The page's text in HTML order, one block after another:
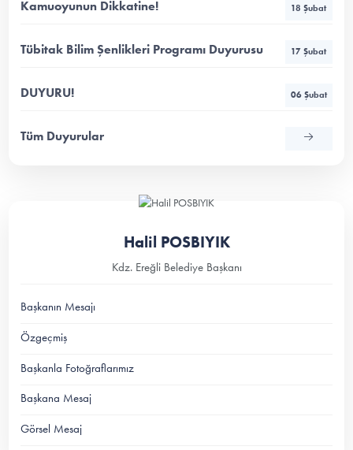
Kamuoyunun Dikkatine! 18 Şubat
Tübitak Bilim Şenlikleri Programı Duyurusu 17 Şubat
DUYURU! 06 Şubat
Tüm Duyurular
Halil POSBIYIK
Kdz. Ereğli Belediye Başkanı
Başkanın Mesajı
Özgeçmiş
Başkanla Fotoğraflarımız
Başkana Mesaj
Görsel Mesaj